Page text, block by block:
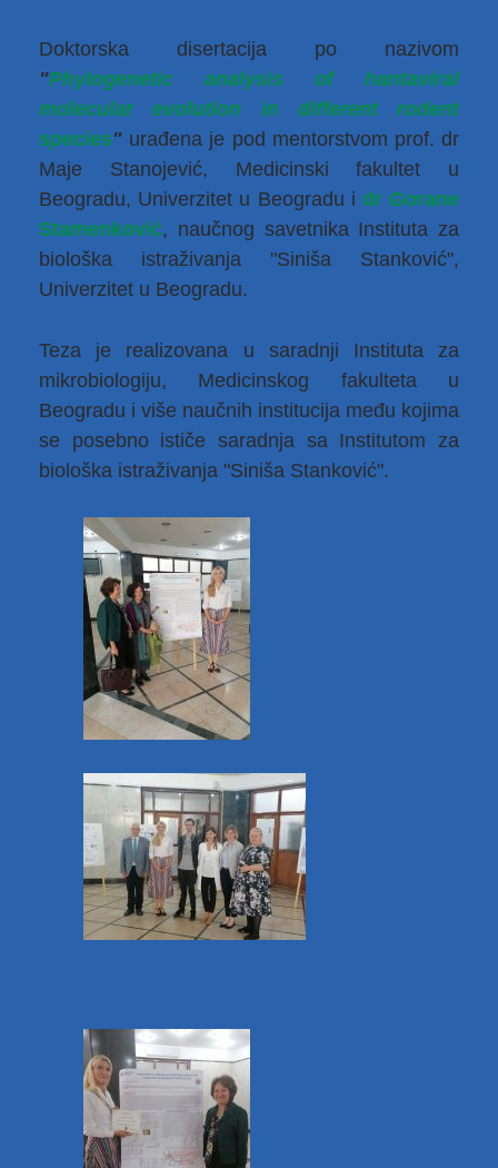
Doktorska disertacija po nazivom
"Phylogenetic analysis of hantaviral
molecular evolution in different rodent
species" urađena je pod mentorstvom prof. dr
Maje Stanojević, Medicinski fakultet u
Beogradu, Univerzitet u Beogradu i dr Gorane
Stamenković, naučnog savetnika Instituta za
biološka istraživanja "Siniša Stanković",
Univerzitet u Beogradu.
Teza je realizovana u saradnji Instituta za
mikrobiologiju, Medicinskog fakulteta u
Beogradu i više naučnih institucija među kojima
se posebno ističe saradnja sa Institutom za
biološka istraživanja "Siniša Stanković".